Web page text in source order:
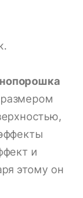
и
этому он